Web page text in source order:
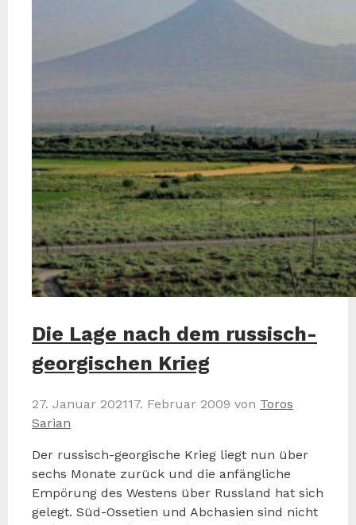
Die Lage nach dem russisch-
georgischen Krieg
27. Januar 202117. Februar 2009 von Toros
Sarian
Der russisch-georgische Krieg liegt nun über
sechs Monate zurück und die anfängliche
Empörung des Westens über Russland hat sich
gelegt. Süd-Ossetien und Abchasien sind nicht